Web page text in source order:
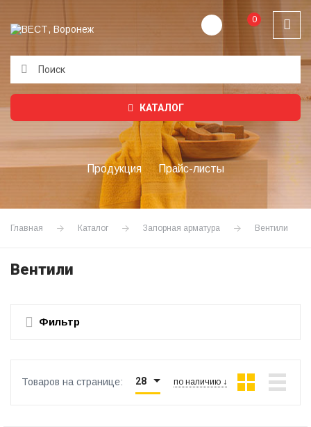
0
КАТАЛОГ
Продукция Прайс-листы
Главная Каталог Запорная арматура Вентили
Вентили
Фильтр
Товаров на странице: 28 по наличию ↓